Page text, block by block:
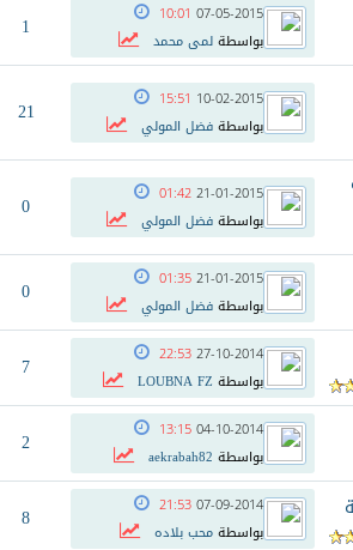
07-05-2015
10:01
بواسطةلمى محمد 1
10-02-2015
15:51
بواسطةفضل المولي 21
21-01-2015
01:42
بواسطةفضل المولي 0
21-01-2015
01:35
بواسطةفضل المولي 0
27-10-2014
22:53
بواسطة LOUBNA FZ
7
04-10-2014
13:15
بواسطة aekrabah82
2
07-09-2014
21:53
بواسطةمحب بلاده 8